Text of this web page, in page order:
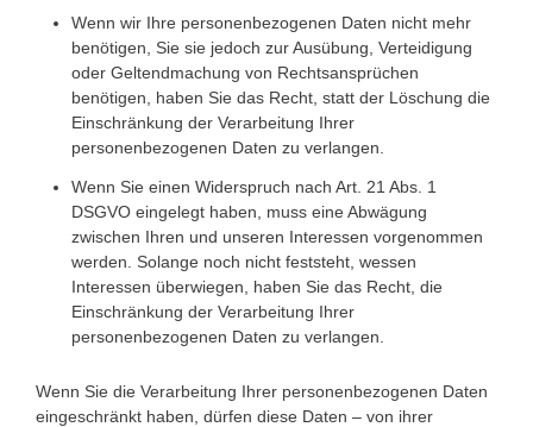
Wenn wir Ihre personenbezogenen Daten nicht mehr
benötigen, Sie sie jedoch zur Ausübung, Verteidigung
oder Geltendmachung von Rechtsansprüchen
benötigen, haben Sie das Recht, statt der Löschung die
Einschränkung der Verarbeitung Ihrer
personenbezogenen Daten zu verlangen.
Wenn Sie einen Widerspruch nach Art. 21 Abs. 1
DSGVO eingelegt haben, muss eine Abwägung
zwischen Ihren und unseren Interessen vorgenommen
werden. Solange noch nicht feststeht, wessen
Interessen überwiegen, haben Sie das Recht, die
Einschränkung der Verarbeitung Ihrer
personenbezogenen Daten zu verlangen.
Wenn Sie die Verarbeitung Ihrer personenbezogenen Daten
eingeschränkt haben, dürfen diese Daten – von ihrer